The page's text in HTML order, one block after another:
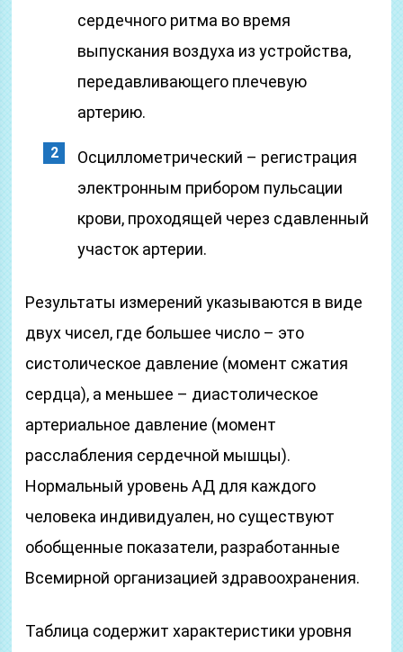
сердечного ритма во время
выпускания воздуха из устройства,
передавливающего плечевую
артерию.
Осциллометрический – регистрация
электронным прибором пульсации
крови, проходящей через сдавленный
участок артерии.
Результаты измерений указываются в виде
двух чисел, где большее число – это
систолическое давление (момент сжатия
сердца), а меньшее – диастолическое
артериальное давление (момент
расслабления сердечной мышцы).
Нормальный уровень АД для каждого
человека индивидуален, но существуют
обобщенные показатели, разработанные
Всемирной организацией здравоохранения.
Таблица содержит характеристики уровня